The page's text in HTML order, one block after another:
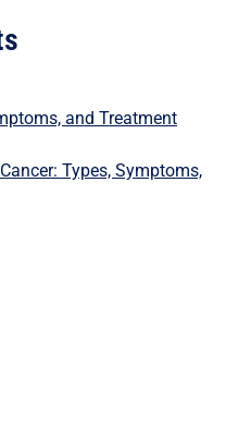
and Treatment
Cancer: Types, Symptoms,